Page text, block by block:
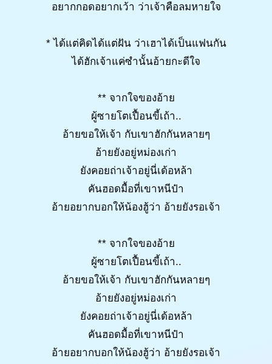
อยากกอดอยากเว้า ว่าเจ้าคือลมหายใจ
* ได้แต่คิดได้แต่ฝัน ว่าเฮาได้เป็นแฟนกัน
ได้ฮักเจ้าแค่ซำนั้นอ้ายกะดีใจ
** จากใจของอ้าย
ผู้ซายโตเปื้อนขี้เถ้า..
อ้ายขอให้เจ้า กับเขาฮักกันหลายๆ
อ้ายยังอยู่หม่องเก่า
ยังคอยถ่าเจ้าอยู่นี่เด้อหล้า
คันฮอดมื้อที่เขาหนีป๋า
อ้ายอยากบอกให้น้องฮู้ว่า อ้ายยังรอเจ้า
** จากใจของอ้าย
ผู้ซายโตเปื้อนขี้เถ้า..
อ้ายขอให้เจ้า กับเขาฮักกันหลายๆ
อ้ายยังอยู่หม่องเก่า
ยังคอยถ่าเจ้าอยู่นี่เด้อหล้า
คันฮอดมื้อที่เขาหนีป๋า
อ้ายอยากบอกให้น้องฮู้ว่า อ้ายยังรอเจ้า